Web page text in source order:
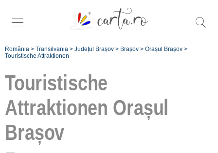
România > Transilvania > Județul Brașov > Brașov > Orașul Brașov >
Touristische Attraktionen
Touristische
Attraktionen Orașul
Brașov
Touristische Attraktionen
NäheOrașul Brașov:
Poiana Brașov